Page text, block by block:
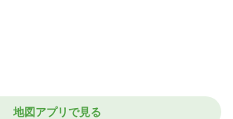
地図アプリで見る